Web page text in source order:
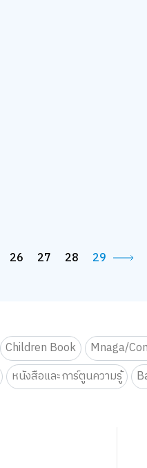
26 27 28 29
Children Book Mnaga/
หนังสือและการ์ตูนความรู้